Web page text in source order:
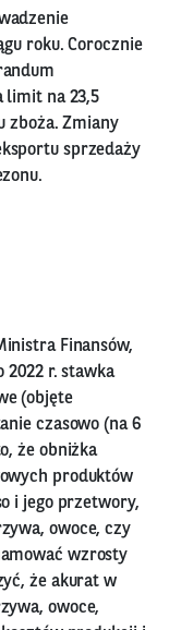
roku. Corocznie
limit na 23,5
zboża. Zmiany
sprzedaży
Finansów,
2022 r. stawka
(objęte
czasowo (na 6
że obniżka
produktów
i jego przetwory,
owoce, czy
wzrosty
że akurat w
owoce,